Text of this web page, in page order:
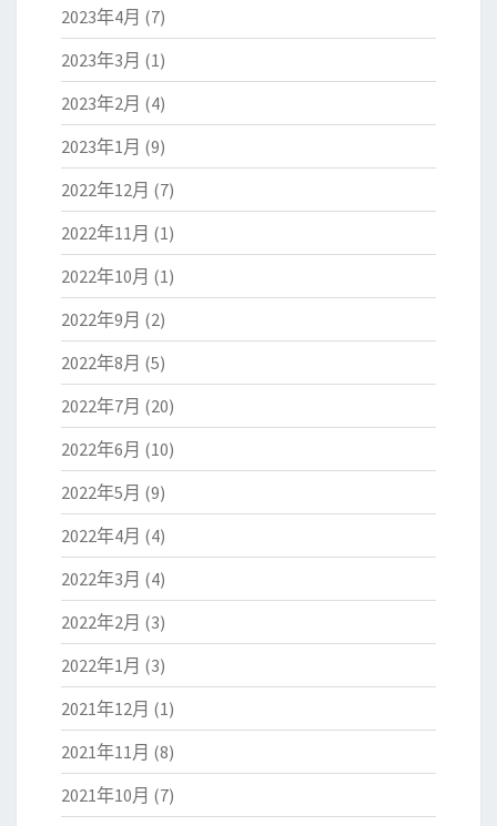
2023年4月 (7)
2023年3月 (1)
2023年2月 (4)
2023年1月 (9)
2022年12月 (7)
2022年11月 (1)
2022年10月 (1)
2022年9月 (2)
2022年8月 (5)
2022年7月 (20)
2022年6月 (10)
2022年5月 (9)
2022年4月 (4)
2022年3月 (4)
2022年2月 (3)
2022年1月 (3)
2021年12月 (1)
2021年11月 (8)
2021年10月 (7)